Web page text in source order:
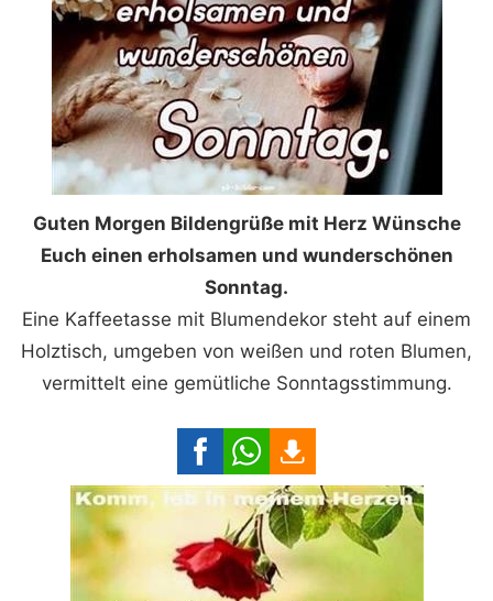
Guten Morgen Bildengrüße mit Herz Wünsche
Euch einen erholsamen und wunderschönen
Sonntag.
Eine Kaffeetasse mit Blumendekor steht auf einem
Holztisch, umgeben von weißen und roten Blumen,
vermittelt eine gemütliche Sonntagsstimmung.